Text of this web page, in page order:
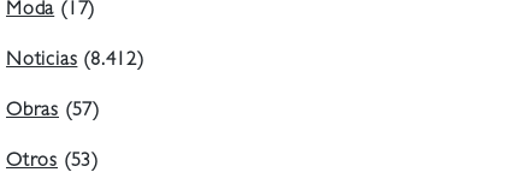
Moda(17)
Noticias(8.412)
Obras (57)
Otros (53)